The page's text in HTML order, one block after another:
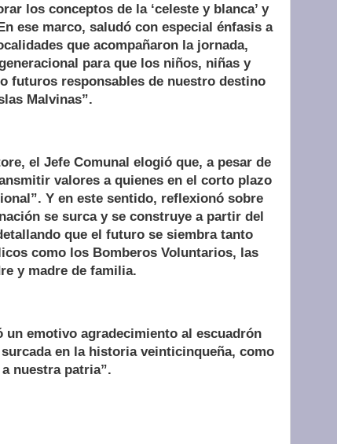
los conceptos de la ‘celeste y blanca’ y
ese marco, saludó con especial énfasis a
que acompañaron la jornada,
para que los niños, niñas y
futuros responsables de nuestro destino
Malvinas”.
el Jefe Comunal elogió que, a pesar de
valores a quienes en el corto plazo
Y en este sentido, reflexionó sobre
se surca y se construye a partir del
que el futuro se siembra tanto
como los Bomberos Voluntarios, las
y madre de familia.
emotivo agradecimiento al escuadrón
en la historia veinticinqueña, como
nuestra patria”.